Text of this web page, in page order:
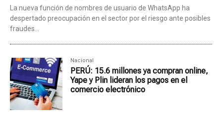
La nueva función de nombres de usuario de WhatsApp ha
despertado preocupación en el sector por el riesgo ante posibles
fraudes...
Nacional
PERÚ: 15.6 millones ya compran online,
Yape y Plin lideran los pagos en el
comercio electrónico